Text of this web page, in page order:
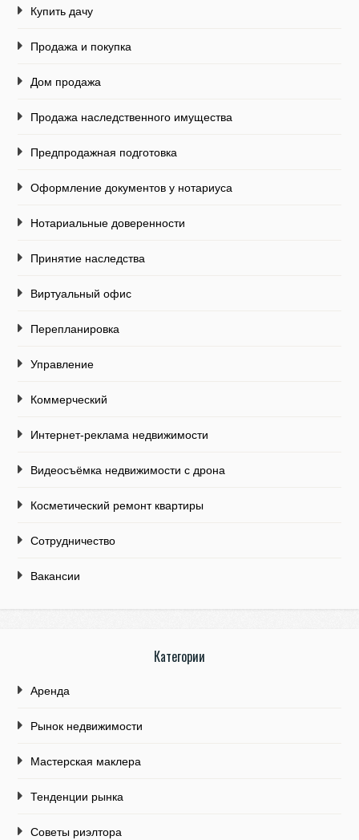
Купить дачу
Продажа и покупка
Дом продажа
Продажа наследственного имущества
Предпродажная подготовка
Оформление документов у нотариуса
Нотариальные доверенности
Принятие наследства
Виртуальный офис
Перепланировка
Управление
Коммерческий
Интернет-реклама недвижимости
Видеосъёмка недвижимости с дрона
Косметический ремонт квартиры
Сотрудничество
Вакансии
Категории
Аренда
Рынок недвижимости
Мастерская маклера
Тенденции рынка
Советы риэлтора